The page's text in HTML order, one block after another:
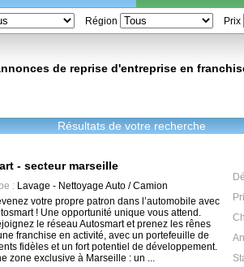
Région Prix
de reprise d'entreprise en
Résultats de votre recherche
- secteur marseille
:Lavage - Nettoyage Auto / Camion
votre propre patron dans l’automobile avec
! Une opportunité unique vous attend.
le réseau Autosmart et prenez les rênes
franchise en activité, avec un portefeuille de
fidèles et un fort potentiel de développement.
zone exclusive à Marseille : un ...